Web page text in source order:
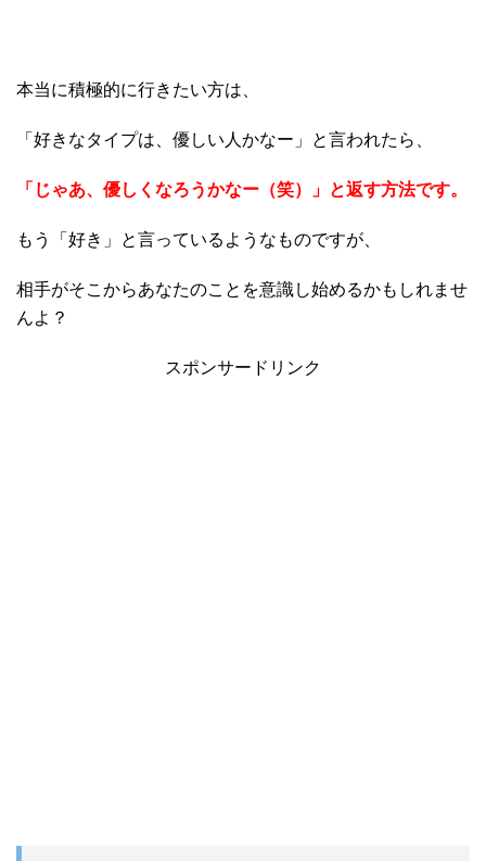
本当に積極的に行きたい方は、
「好きなタイプは、優しい人かなー」と言われたら、
「じゃあ、優しくなろうかなー（笑）」と返す方法です。
もう「好き」と言っているようなものですが、
相手がそこからあなたのことを意識し始めるかもしれませ
んよ？
スポンサードリンク